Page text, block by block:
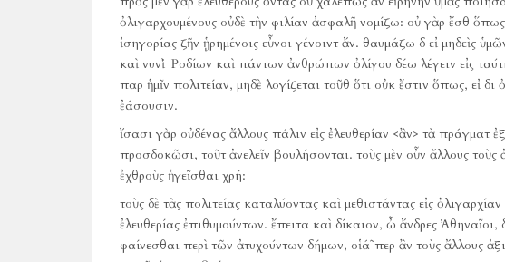
ὀλιγαρχουμένους οὐδὲ τὴν φιλίαν ἀσφαλῆ νομίζω: οὐ γὰρ ἔσθ ὅπως
ἰσηγορίας ζῆν ᾑρημένοις εὖνοι γένοιντ ἄν. θαυμάζω δ εἰ μηδεὶς
καὶ νυνὶ Ῥοδίων καὶ πάντων ἀνθρώπων ὀλίγου δέω λέγειν εἰς
παρ ἡμῖν πολιτείαν, μηδὲ λογίζεται τοῦθ ὅτι οὐκ ἔστιν ὅπως, εἰ
ἐάσουσιν.
ἴσασι γὰρ οὐδένας ἄλλους πάλιν εἰς ἐλευθερίαν <ἂν> τὰ πράγματ
προσδοκῶσι, τοῦτ ἀνελεῖν βουλήσονται. τοὺς μὲν οὖν ἄλλους
ἐχθροὺς ἡγεῖσθαι χρή:
τοὺς δὲ τὰς πολιτείας καταλύοντας καὶ μεθιστάντας εἰς
ἐλευθερίας ἐπιθυμούντων. ἔπειτα καὶ δίκαιον, ὦ ἄνδρες
φαίνεσθαι περὶ τῶν ἀτυχούντων δήμων, οἱά῀περ ἂν τοὺς ἄλλους